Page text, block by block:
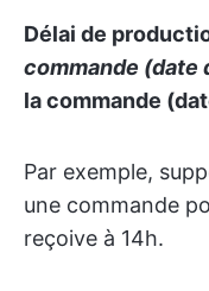
Délai de
commande (date
la commande
Par exemple,
une commande
reçoive à 14h.